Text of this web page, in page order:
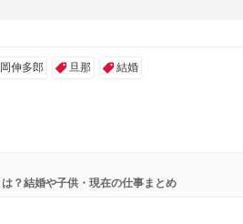
伸多郎 旦那 結婚
？結婚や子供・現在の仕事まとめ